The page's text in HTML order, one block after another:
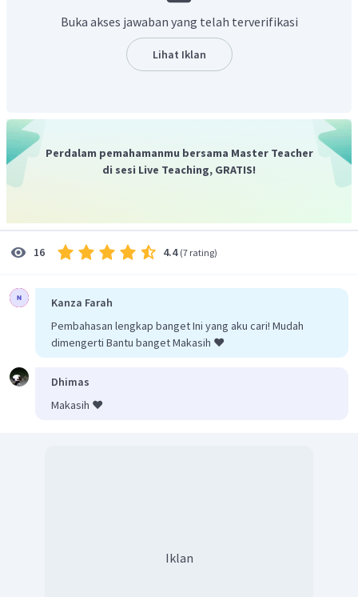
Jadi, jawaban yang tepat adalah D.
Buka akses jawaban yang telah terverifikasi
Lihat Iklan
Perdalam pemahamanmu bersama Master Teacher
di sesi Live Teaching, GRATIS!
16 4.4 (7 rating)
Kanza Farah
Pembahasan lengkap banget Ini yang aku cari! Mudah
dimengerti Bantu banget Makasih ❤️
Dhimas
Makasih ❤️
Iklan